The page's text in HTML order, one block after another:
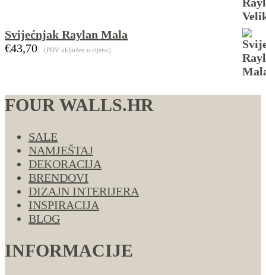
Svijećnjak Raylan Mala
€43,70 (PDV uključen u cijenu)
FOUR WALLS.HR
SALE
NAMJEŠTAJ
DEKORACIJA
BRENDOVI
DIZAJN INTERIJERA
INSPIRACIJA
BLOG
INFORMACIJE